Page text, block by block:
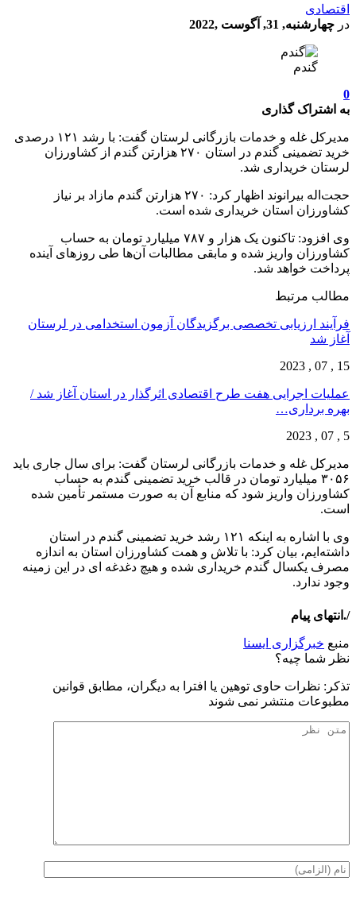
اقتصادی
در چهارشنبه, 31, آگوست ,2022
گندم
0
به اشتراک گذاری
مدیرکل غله و خدمات بازرگانی لرستان گفت: با رشد ۱۲۱ درصدی
خرید تضمینی گندم در استان ۲۷۰ هزارتن گندم از کشاورزان
لرستان خریداری شد.
حجت‌اله بیرانوند اظهار کرد: ۲۷۰ هزارتن گندم مازاد بر نیاز
کشاورزان استان خریداری شده است.
وی افزود: تاکنون یک هزار و ۷۸۷ میلیارد تومان به حساب
کشاورزان واریز شده و مابقی مطالبات آن‌ها طی روزهای آینده
پرداخت خواهد شد.
مطالب مرتبط
فرآیند ارزیابی تخصصی برگزیدگان آزمون استخدامی در لرستان
آغاز شد
15 , 07 , 2023
عملیات اجرایی هفت طرح اقتصادی اثرگذار در استان آغاز شد /
بهره برداری…
5 , 07 , 2023
مدیرکل غله و خدمات بازرگانی لرستان گفت: برای سال جاری باید
۳۰۵۶ میلیارد تومان در قالب خرید تضمینی گندم به حساب
کشاورزان واریز شود که منابع آن به صورت مستمر تأمین شده
است.
وی با اشاره به اینکه ۱۲۱ رشد خرید تضمینی گندم در استان
داشته‌ایم، بیان کرد: با تلاش و همت کشاورزان استان به اندازه
مصرف یکسال گندم خریداری شده و هیچ دغدغه ای در این زمینه
وجود ندارد.
/.انتهای پیام
منبع خبرگزاری ایسنا
نظر شما چیه؟
تذكر: نظرات حاوی توهين يا افترا به ديگران، مطابق قوانين
مطبوعات منتشر نمی شوند